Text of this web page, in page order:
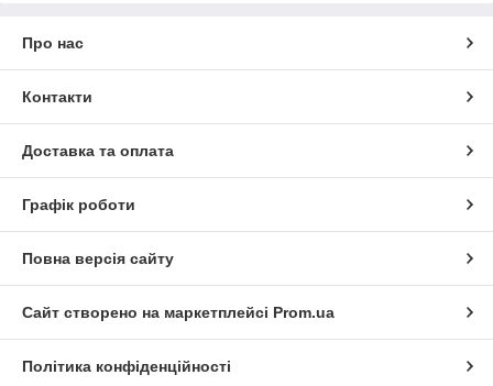
Про нас
Контакти
Доставка та оплата
Графік роботи
Повна версія сайту
Сайт створено на маркетплейсі Prom.ua
Політика конфіденційності